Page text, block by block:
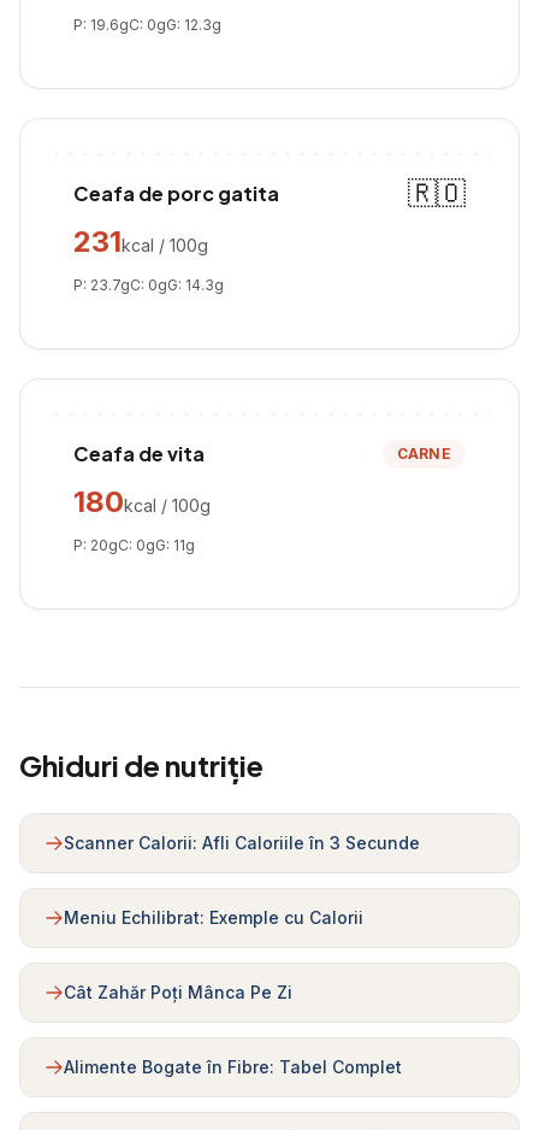
P: 19.6gC: 0gG: 12.3g
Ceafa de porc gatita
🇷🇴
231kcal / 100g
P: 23.7gC: 0gG: 14.3g
Ceafa de vita CARNE
180kcal / 100g
P: 20gC: 0gG: 11g
Ghiduri de nutriție
Scanner Calorii: Afli Caloriile în 3 Secunde
Meniu Echilibrat: Exemple cu Calorii
Cât Zahăr Poți Mânca Pe Zi
Alimente Bogate în Fibre: Tabel Complet